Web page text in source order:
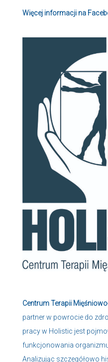
Więcej informacji na
Centrum Terapii
partner w powrocie do
pracy w Holistic jest
funkcjonowania
Analizując szczegółowo